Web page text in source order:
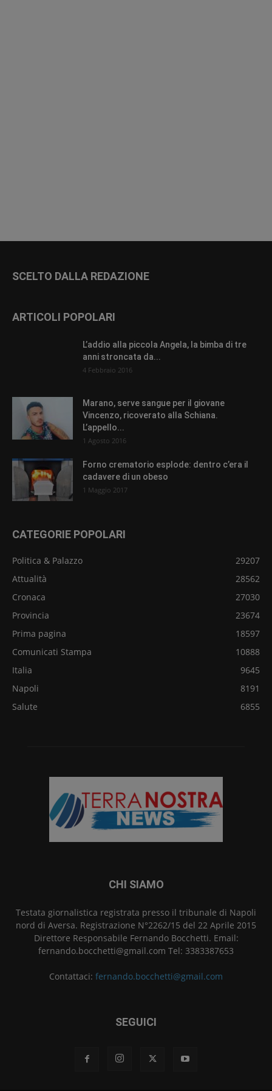
SCELTO DALLA REDAZIONE
ARTICOLI POPOLARI
L’addio alla piccola Angela, la bimba di tre
anni stroncata da...
4 Febbraio 2016
Marano, serve sangue per il giovane
Vincenzo, ricoverato alla Schiana.
L’appello...
1 Agosto 2016
Forno crematorio esplode: dentro c’era il
cadavere di un obeso
1 Maggio 2017
CATEGORIE POPOLARI
Politica & Palazzo
29207
Attualità
28562
Cronaca
27030
Provincia
23674
Prima pagina
18597
Comunicati Stampa
10888
Italia
9645
Napoli
8191
Salute
6855
CHI SIAMO
Testata giornalistica registrata presso il tribunale di Napoli
nord di Aversa. Registrazione N°2262/15 del 22 Aprile 2015
Direttore Responsabile Fernando Bocchetti. Email:
fernando.bocchetti@gmail.com Tel: 3383387653
Contattaci: fernando.bocchetti@gmail.com
SEGUICI